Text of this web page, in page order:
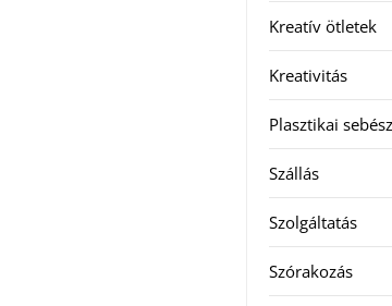
Kreatív ötletek
Kreativitás
Plasztikai
Szállás
Szolgáltatás
Szórakozás